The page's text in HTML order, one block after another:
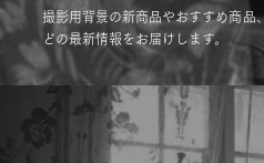
撮影用背景の新商品やおすすめ商品
どの最新情報をお届けします。